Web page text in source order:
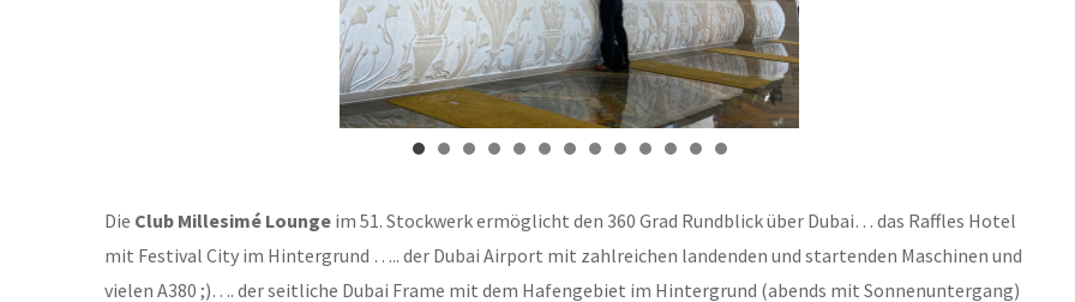
Die Club Millesimé Lounge im 51. Stockwerk ermöglicht den 360 Grad Rundblick über Dubai… das Raffles Hotel
mit Festival City im Hintergrund ….. der Dubai Airport mit zahlreichen landenden und startenden Maschinen und
vielen A380 ;)…. der seitliche Dubai Frame mit dem Hafengebiet im Hintergrund (abends mit Sonnenuntergang)